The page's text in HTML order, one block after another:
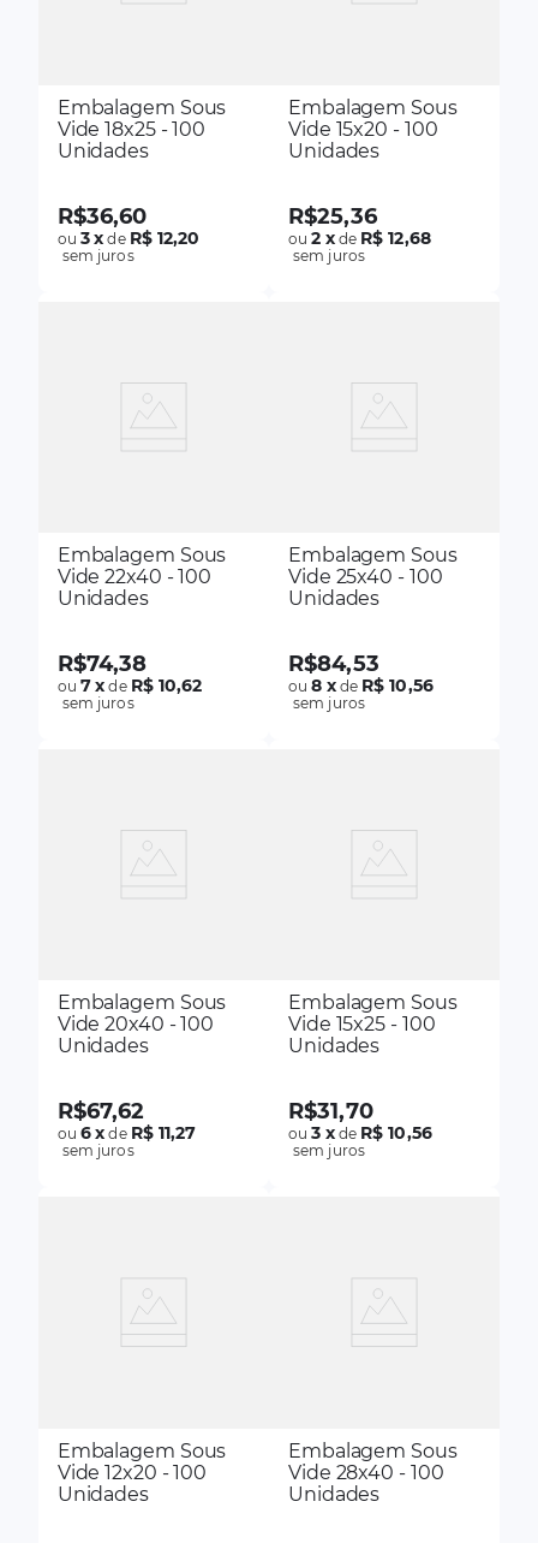
Embalagem Sous
Vide 18x25 - 100
Unidades
R$36,60
ou3x de R$ 12,20
sem juros
Embalagem Sous
Vide 15x20 - 100
Unidades
R$25,36
ou2 xde R$ 12,68
sem juros
Embalagem Sous
Vide 22x40 - 100
Unidades
R$74,38
ou7x de R$ 10,62
sem juros
Embalagem Sous
Vide 25x40 - 100
Unidades
R$84,53
ou8 xde R$ 10,56
sem juros
Embalagem Sous
Vide 20x40 - 100
Unidades
R$67,62
ou6x de R$ 11,27
sem juros
Embalagem Sous
Vide 15x25 - 100
Unidades
R$31,70
ou3 xde R$ 10,56
sem juros
Embalagem Sous
Vide 12x20 - 100
Unidades
Embalagem Sous
Vide 28x40 - 100
Unidades